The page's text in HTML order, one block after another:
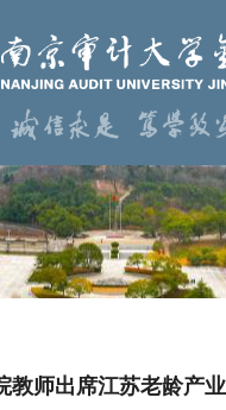
教师出席江苏老龄产